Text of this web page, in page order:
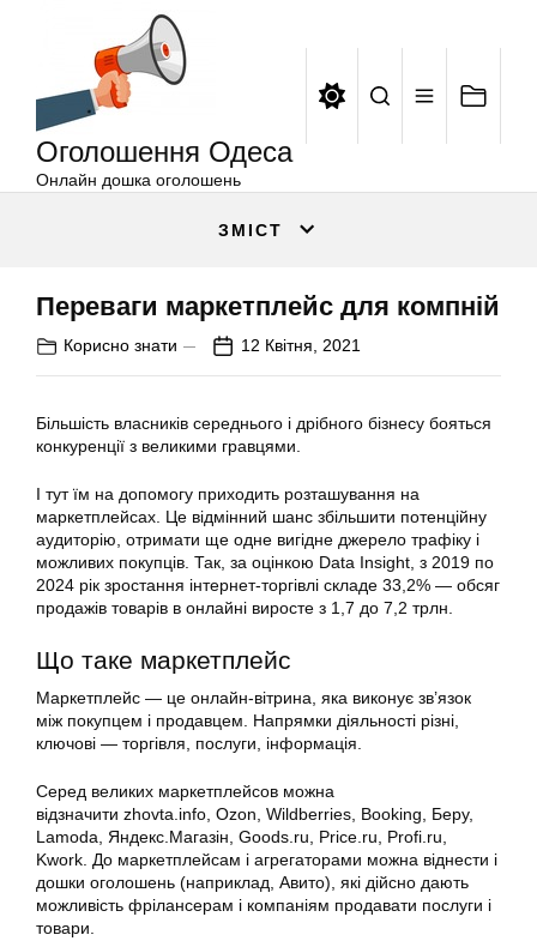
Оголошення Одеса
Онлайн дошка оголошень
ЗМІСТ
Переваги маркетплейс для компнiй
Корисно знати 12 Квітня, 2021
Більшість власників середнього і дрібного бізнесу бояться
конкуренції з великими гравцями.
І тут їм на допомогу приходить розташування на
маркетплейсах. Це відмінний шанс збільшити потенційну
аудиторію, отримати ще одне вигiдне джерело трафіку і
можливих покупців. Так, за оцінкою Data Insight, з 2019 по
2024 рік зростання інтернет-торгівлі складе 33,2% — обсяг
продажів товарів в онлайні виросте з 1,7 до 7,2 трлн.
Що таке маркетплейс
Маркетплейс — це онлайн-вітрина, яка виконує зв’язок
між покупцем і продавцем. Напрямки діяльності різні,
ключові — торгівля, послуги, інформація.
Серед великих маркетплейсов можна
відзначити zhovta.info, Ozon, Wildberries, Booking, Беру,
Lamoda, Яндекс.Магазін, Goods.ru, Price.ru, Profi.ru,
Kwork. До маркетплейсам і агрегаторами можна віднести і
дошки оголошень (наприклад, Авито), які дійсно дають
можливість фрілансерам і компаніям продавати послуги і
товари.